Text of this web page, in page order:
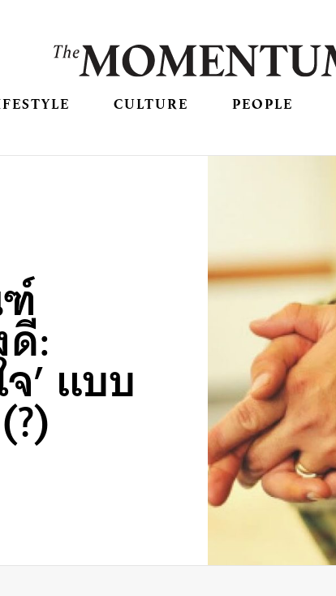
CULTURE PEOPLE
:
’ แบบ